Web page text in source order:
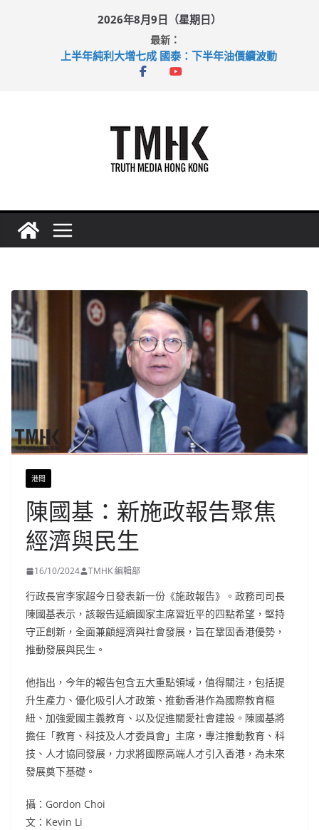
2026年8月9日（星期日）
最新：
上半年純利大增七成 國泰：下半年油價續波動
拜仁熱身賽挫維拉 啟德主場館奪錦標
港聞
陳國基：新施政報告聚焦
經濟與民生
16/10/2024 TMHK 編輯部
行政長官李家超今日發表新一份《施政報告》。政務司司長
陳國基表示，該報告延續國家主席習近平的四點希望，堅持
守正創新，全面兼顧經濟與社會發展，旨在鞏固香港優勢，
推動發展與民生。
他指出，今年的報告包含五大重點領域，值得關注，包括提
升生產力、優化吸引人才政策、推動香港作為國際教育樞
紐、加強愛國主義教育、以及促進關愛社會建設。陳國基將
擔任「教育、科技及人才委員會」主席，專注推動教育、科
技、人才協同發展，力求將國際高端人才引入香港，為未來
發展奠下基礎。
攝：Gordon Choi
文：Kevin Li